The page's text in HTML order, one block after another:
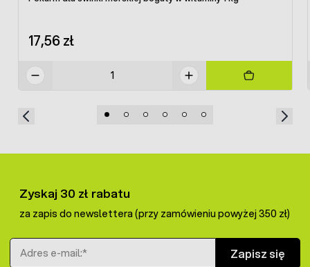
17,56 zł
Zyskaj 30 zł rabatu
za zapis do newslettera (przy zamówieniu powyżej 350 zł)
Adres e-mail
Zapisz się